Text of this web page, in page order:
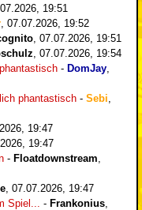
19:51
07.07.2026, 19:52
07.07.2026, 19:51
07.07.2026, 19:54
- DomJay
phantastisch - Sebi
19:47
19:47
- Floatdownstream
07.07.2026, 19:47
Spiel...
- Frankonius